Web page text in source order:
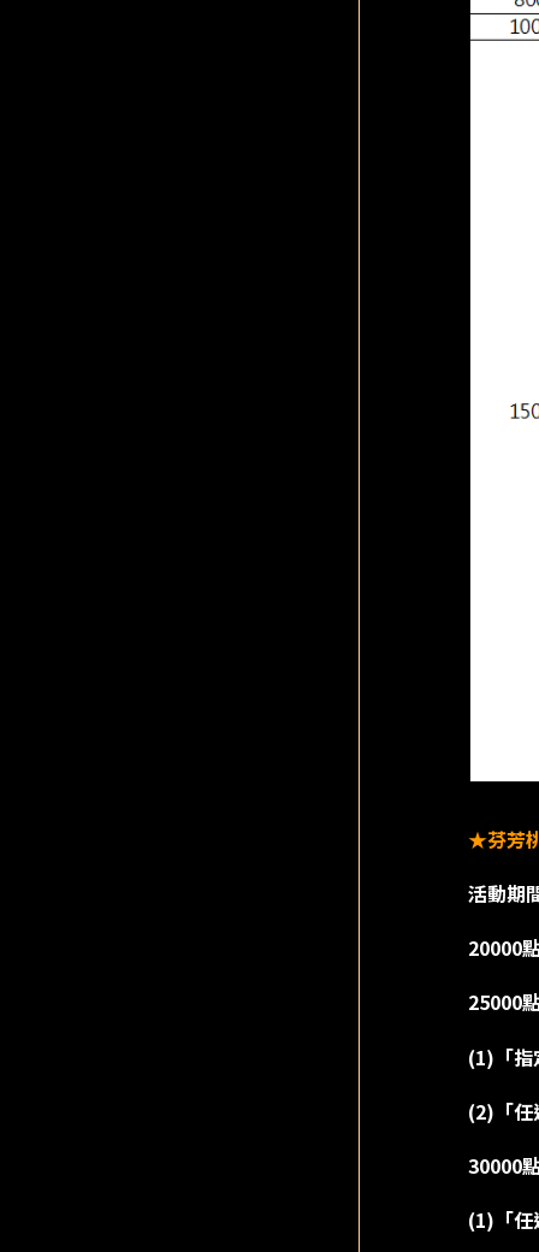
★芬芳
活動期
20000
25000
(1)「指
(2)「任
30000
(1)「任